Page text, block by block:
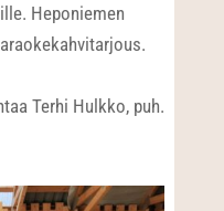
Heponiemen
Terhi Hulkko, puh.